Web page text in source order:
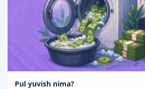
Pul yuvish nima?